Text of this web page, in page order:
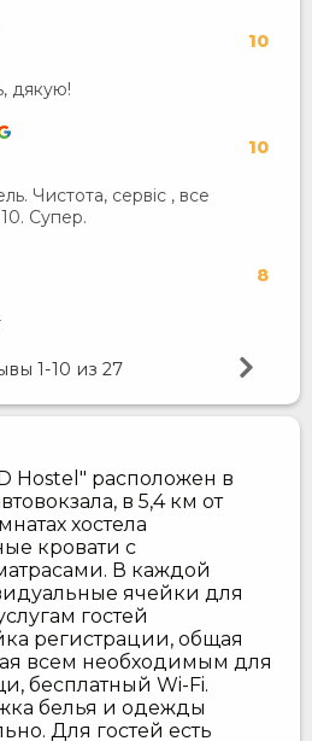
10
дякую!
10
Чистота, сервіс , все
Супер.
8
1-10 из 27
Hostel" расположен в
в 5,4 км от
хостела
кровати с
В каждой
ячейки для
гостей
регистрации, общая
всем необходимым для
бесплатный Wi-Fi.
белья и одежды
Для гостей есть